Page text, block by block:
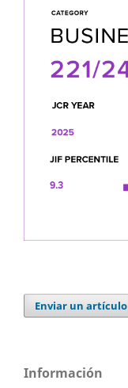
Enviar un artículo
Información